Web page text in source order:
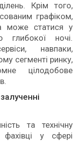
Крім того,
графіком,
може статися у
ночі.
навпаки,
сегменті ринку,
цілодобове
та технічну
фахівці у сфері